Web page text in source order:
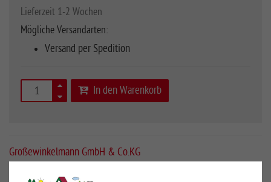
Lieferzeit 1-2 Wochen
Mögliche Versandarten:
Versand per Spedition
In den Warenkorb
Großewinkelmann GmbH & Co.KG
Art.Nr. 10049820